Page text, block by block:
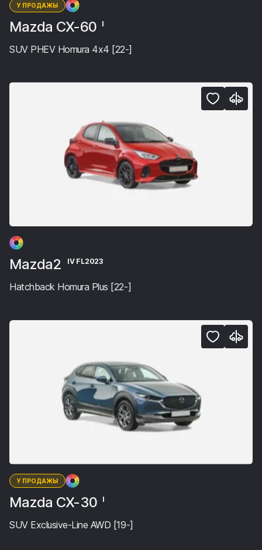
У ПРОДАЖЫ
Mazda CX-60 I
SUV PHEV Homura 4x4 [22-]
Mazda2 IV FL2023
Hatchback Homura Plus [22-]
У ПРОДАЖЫ
Mazda CX-30 I
SUV Exclusive-Line AWD [19-]